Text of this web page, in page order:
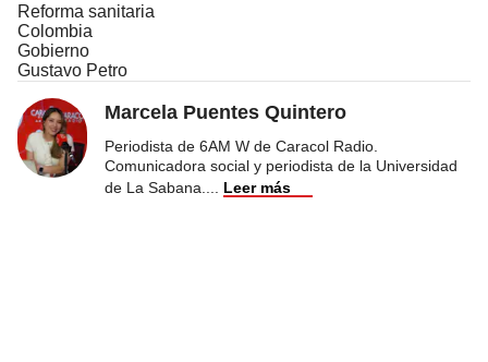
Reforma sanitaria
Colombia
Gobierno
Gustavo Petro
Marcela Puentes Quintero
Periodista de 6AM W de Caracol Radio.
Comunicadora social y periodista de la Universidad
de La Sabana.
Leer más